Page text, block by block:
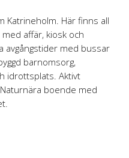
Katrineholm. Här finns all
affär, kiosk och
avgångstider med bussar
barnomsorg,
idrottsplats. Aktivt
boende med